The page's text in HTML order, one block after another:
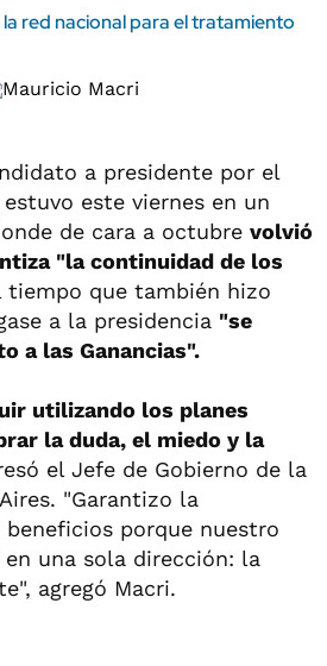
red nacional para el tratamiento
a presidente por el
este viernes en un
de cara a octubre volvió
"la continuidad de los
tiempo que también hizo
a la presidencia "se
a las Ganancias".
utilizando los planes
la duda, el miedo y la
el Jefe de Gobierno de la
"Garantizo la
porque nuestro
una sola dirección: la
agregó Macri.